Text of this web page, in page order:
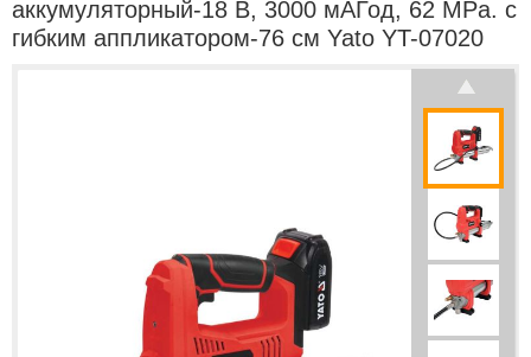
аккумуляторный-18 В, 3000 мАГод, 62 MPa. с
гибким аппликатором-76 см Yato YT-07020